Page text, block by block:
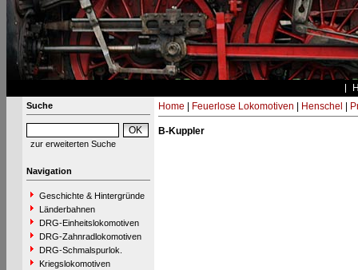
Suche
zur erweiterten Suche
Navigation
Geschichte & Hintergründe
Länderbahnen
DRG-Einheitslokomotiven
DRG-Zahnradlokomotiven
DRG-Schmalspurlok.
Kriegslokomotiven
Home Feuerlose Lokomotiven Henschel
B-Kuppler